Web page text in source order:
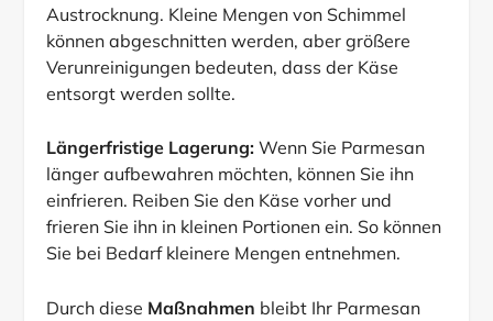
Austrocknung. Kleine Mengen von Schimmel
können abgeschnitten werden, aber größere
Verunreinigungen bedeuten, dass der Käse
entsorgt werden sollte.
Längerfristige Lagerung: Wenn Sie Parmesan
länger aufbewahren möchten, können Sie ihn
einfrieren. Reiben Sie den Käse vorher und
frieren Sie ihn in kleinen Portionen ein. So können
Sie bei Bedarf kleinere Mengen entnehmen.
Durch diese Maßnahmen bleibt Ihr Parmesan